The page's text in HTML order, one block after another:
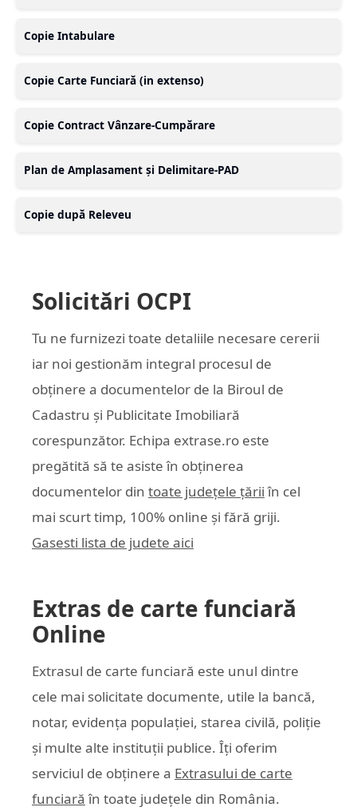
Copie Intabulare
Copie Carte Funciară (in extenso)
Copie Contract Vânzare-Cumpărare
Plan de Amplasament și Delimitare-PAD
Copie după Releveu
Solicitări OCPI
Tu ne furnizezi toate detaliile necesare cererii
iar noi gestionăm integral procesul de
obținere a documentelor de la Biroul de
Cadastru și Publicitate Imobiliară
corespunzător. Echipa extrase.ro este
pregătită să te asiste în obținerea
documentelor din toate județele țării în cel
mai scurt timp, 100% online și fără griji.
Gasesti lista de judete aici
Extras de carte funciară
Online
Extrasul de carte funciară este unul dintre
cele mai solicitate documente, utile la bancă,
notar, evidența populației, starea civilă, poliție
și multe alte instituții publice. Îți oferim
serviciul de obținere a Extrasului de carte
funciară în toate județele din România.